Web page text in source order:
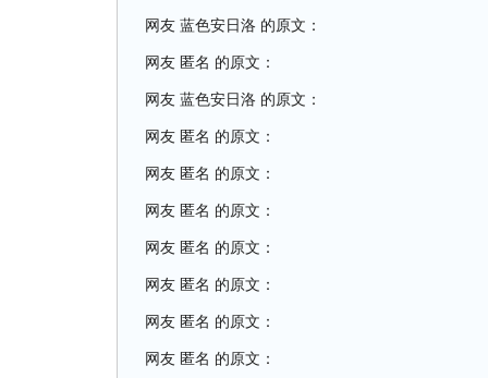
网友 蓝色安日洛 的原文：
网友 匿名 的原文：
网友 蓝色安日洛 的原文：
网友 匿名 的原文：
网友 匿名 的原文：
网友 匿名 的原文：
网友 匿名 的原文：
网友 匿名 的原文：
网友 匿名 的原文：
网友 匿名 的原文：